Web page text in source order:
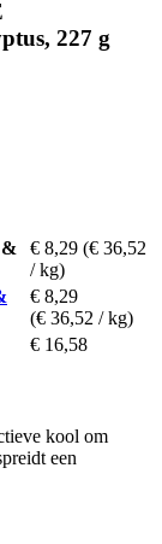
227 g
€ 8,29 (€ 36,52
/ kg)
€ 8,29
(€ 36,52 / kg)
€ 16,58
kool om
een